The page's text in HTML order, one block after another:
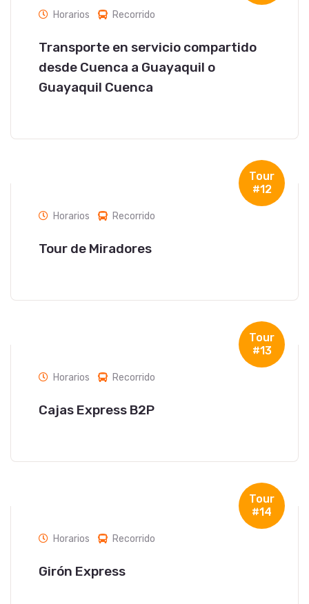
Horarios Recorrido
Transporte en servicio compartido
desde Cuenca a Guayaquil o
Guayaquil Cuenca
Tour
#12
Horarios Recorrido
Tour de Miradores
Tour
#13
Horarios Recorrido
Cajas Express B2P
Tour
#14
Horarios Recorrido
Girón Express